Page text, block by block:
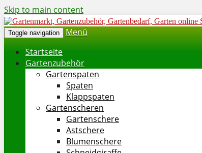
Skip to main content
Toggle navigation
Menü
Startseite
Gartenzubehör
Gartenspaten
Spaten
Klappspaten
Gartenscheren
Gartenschere
Astschere
Blumenschere